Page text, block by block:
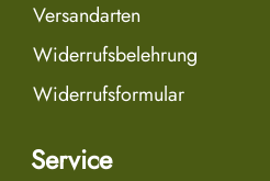
Versandarten
Widerrufsbelehrung
Widerrufsformular
Service